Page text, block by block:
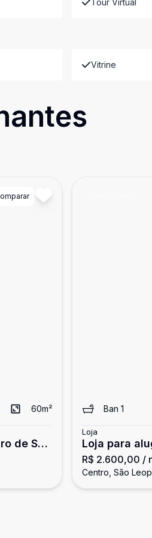
Tour Virtual
Vitrine
60m²
de São
Ban 1
Loja
Loja para alugar,
Leopoldo/RS
R$ 2.600,00 /
Centro, São